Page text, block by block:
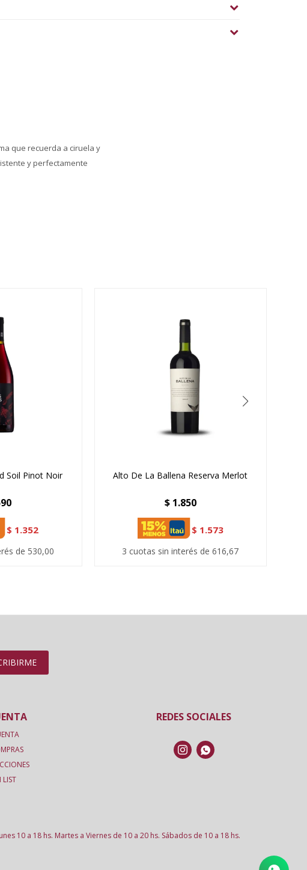
que recuerda a ciruela y
y perfectamente
Soil Pinot Noir
$ 1.352
de 530,00
Alto De La Ballena Reserva Merlot
$ 1.850
$ 1.573
3 cuotas sin interés de 616,67
REDES SOCIALES
 
10 a 18 hs. Martes a Viernes de 10 a 20 hs. Sábados de 10 a 18 hs.
LIST